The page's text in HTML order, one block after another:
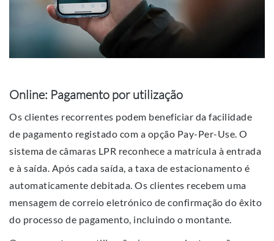
Online: Pagamento por utilização
Os clientes recorrentes podem beneficiar da facilidade
de pagamento registado com a opção Pay-Per-Use. O
sistema de câmaras LPR reconhece a matrícula à entrada
e à saída. Após cada saída, a taxa de estacionamento é
automaticamente debitada. Os clientes recebem uma
mensagem de correio eletrónico de confirmação do êxito
do processo de pagamento, incluindo o montante.